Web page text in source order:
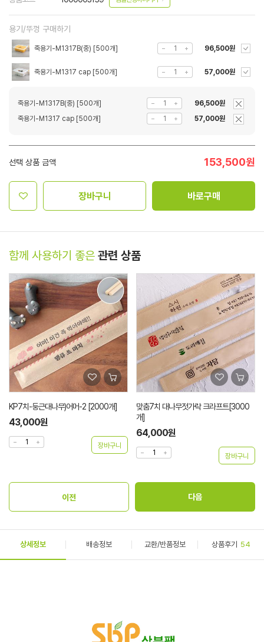
용기/뚜껑 구매하기
죽용기-M1317B(중) [500개] 96,500원
죽용기-M1317 cap [500개] 57,000원
죽용기-M1317B(중) [500개]
96,500원
죽용기-M1317 cap [500개]
57,000원
선택 상품 금액 153,500원
장바구니 바로구매
함께 사용하기 좋은 관련 상품
KP7치-둥근대나무)어머-2 [2000개]
43,000원
맞춤7치 대나무젓가락 크라프트[3000
개]
64,000원
상세정보 배송정보 교환/반품정보 상품후기 54